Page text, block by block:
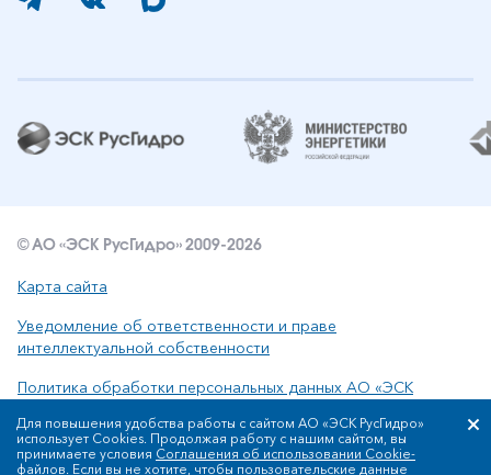
© АО «ЭСК РусГидро» 2009-2026
Карта сайта
Уведомление об ответственности и праве
интеллектуальной собственности
Политика обработки персональных данных АО «ЭСК
Для повышения удобства работы с сайтом АО «ЭСК РусГидро»
использует Cookies. Продолжая работу с нашим сайтом, вы
принимаете условия Соглашения об использовании Cookie-
файлов. Если вы не хотите, чтобы пользовательские данные